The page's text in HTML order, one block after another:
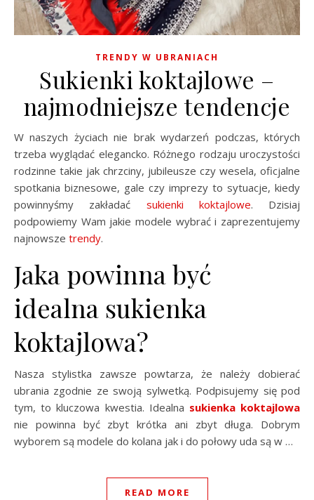
TRENDY W UBRANIACH
Sukienki koktajlowe –
najmodniejsze tendencje
W naszych życiach nie brak wydarzeń podczas, których
trzeba wyglądać elegancko. Różnego rodzaju uroczystości
rodzinne takie jak chrzciny, jubileusze czy wesela, oficjalne
spotkania biznesowe, gale czy imprezy to sytuacje, kiedy
powinnyśmy zakładać sukienki koktajlowe. Dzisiaj
podpowiemy Wam jakie modele wybrać i zaprezentujemy
najnowsze trendy.
Jaka powinna być
idealna sukienka
koktajlowa?
Nasza stylistka zawsze powtarza, że należy dobierać
ubrania zgodnie ze swoją sylwetką. Podpisujemy się pod
tym, to kluczowa kwestia. Idealna sukienka koktajlowa
nie powinna być zbyt krótka ani zbyt długa. Dobrym
wyborem są modele do kolana jak i do połowy uda są w …
READ MORE